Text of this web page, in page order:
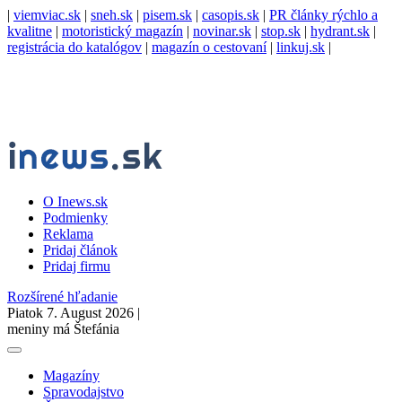
| viemviac.sk | sneh.sk | pisem.sk | casopis.sk | PR články rýchlo a
kvalitne | motoristický magazín | novinar.sk | stop.sk | hydrant.sk |
registrácia do katalógov | magazín o cestovaní| linkuj.sk |
O Inews.sk
Podmienky
Reklama
Pridaj článok
Pridaj firmu
Rozšírené hľadanie
Piatok 7. August 2026 |
meniny má Štefánia
Magazíny
Spravodajstvo